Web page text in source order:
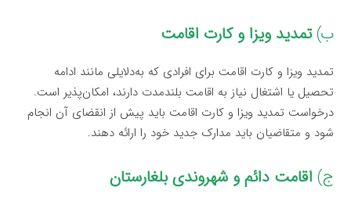
ب)تمدید ویزا و کارت اقامت
تمدید ویزا و کارت اقامت برای افرادی که به‌دلایلی مانند ادامه
تحصیل یا اشتغال نیاز به اقامت بلندمدت دارند، امکان‌پذیر است.
درخواست تمدید ویزا و کارت اقامت باید پیش از انقضای آن انجام
شود و متقاضیان باید مدارک جدید خود را ارائه دهند.
ج) اقامت دائم و شهروندی بلغارستان